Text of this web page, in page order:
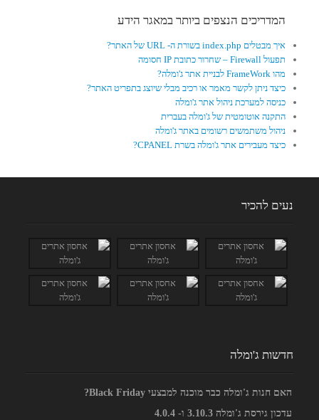
המדריכים הנצפים ביותר במאגר הידע
איך מבטלים index.php בשורת ה- URL של האתר?
תפעול Firewall – שחרור כתובת IP חסומה
מהו FrameWork לבניית אתר ג'ומלה?
כיצד ניתן לקשר מאמר או רכיב מבלי שיוצג בתפריט האתר?
כניסה למערכת ניהול אתר ג'ומלה
התקנה אוטומטית של ג'ומלה בעברית
ניהול משתמשים רשומים באתר ג'ומלה
כיצד מעבירים אתר ג'ומלה בשרת CPANEL?
נעים להכיר
חדשות ג'ומלה
האם חנות ג'ומלה כבר מוכנה למבצעי Black Friday?
עדכון גירסת ג'ומלה 3.10.3 ו- 4.0.4